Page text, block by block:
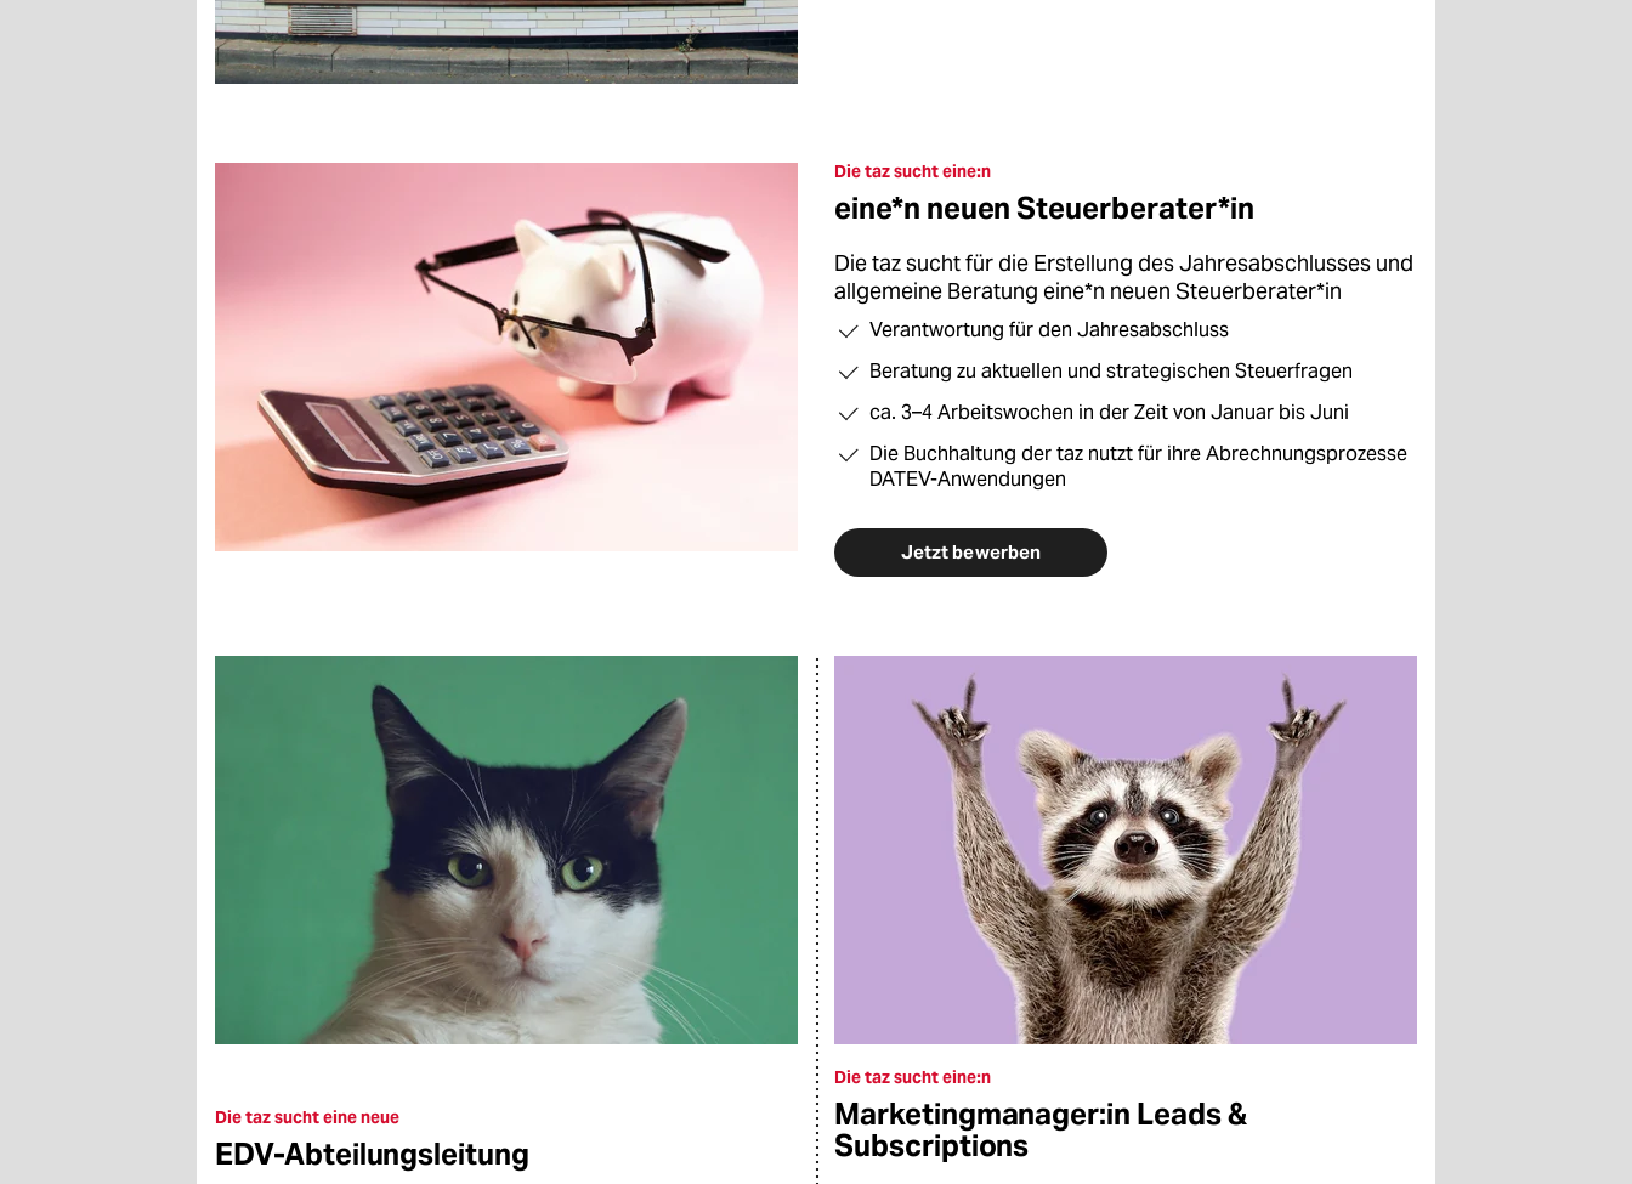
epaper login
Die taz sucht eine:n
eine*n neuen Steuerberater*in
Die taz sucht für die Erstellung des Jahresabschlusses und
allgemeine Beratung eine*n neuen Steuerberater*in
Verantwortung für den Jahresabschluss
Beratung zu aktuellen und strategischen Steuerfragen
ca. 3–4 Arbeitswochen in der Zeit von Januar bis Juni
Die Buchhaltung der taz nutzt für ihre Abrechnungsprozesse
DATEV-Anwendungen
Jetzt bewerben
Die taz sucht eine neue
EDV-Abteilungsleitung
Die taz sucht eine:n
Marketingmanager:in Leads &
Subscriptions